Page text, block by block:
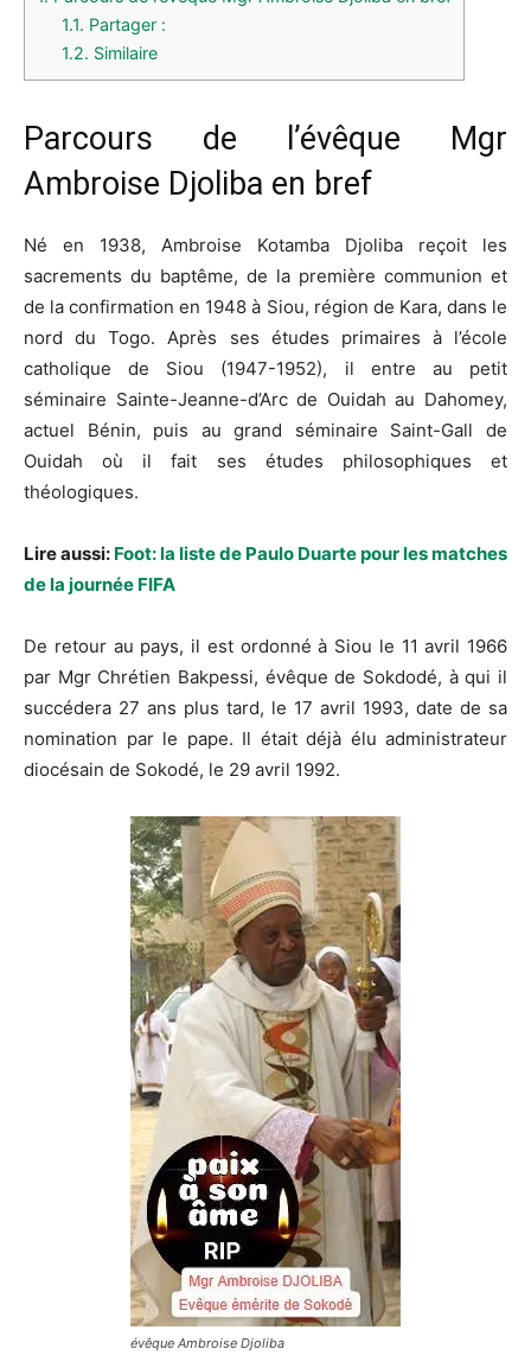
1.1. Partager :
1.2. Similaire
Parcours de l’évêque Mgr
Ambroise Djoliba en bref
Né en 1938, Ambroise Kotamba Djoliba reçoit les
sacrements du baptême, de la première communion et
de la confirmation en 1948 à Siou, région de Kara, dans le
nord du Togo. Après ses études primaires à l’école
catholique de Siou (1947-1952), il entre au petit
séminaire Sainte-Jeanne-d’Arc de Ouidah au Dahomey,
actuel Bénin, puis au grand séminaire Saint-Gall de
Ouidah où il fait ses études philosophiques et
théologiques.
Lire aussi: Foot: la liste de Paulo Duarte pour les matches
de la journée FIFA
De retour au pays, il est ordonné à Siou le 11 avril 1966
par Mgr Chrétien Bakpessi, évêque de Sokdodé, à qui il
succédera 27 ans plus tard, le 17 avril 1993, date de sa
nomination par le pape. Il était déjà élu administrateur
diocésain de Sokodé, le 29 avril 1992.
évêque Ambroise Djoliba